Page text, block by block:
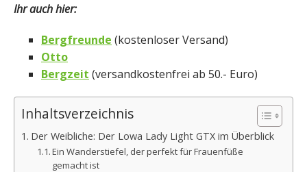
Ihr auch hier:
Bergfreunde (kostenloser Versand)
Otto
Bergzeit (versandkostenfrei ab 50.- Euro)
Inhaltsverzeichnis
Der Weibliche: Der Lowa Lady Light GTX im Überblick
Ein Wanderstiefel, der perfekt für Frauenfüße
gemacht ist